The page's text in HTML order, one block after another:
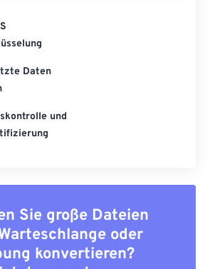
Daten
und
Sie große Dateien
oder
konvertieren?